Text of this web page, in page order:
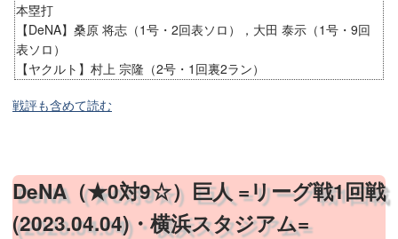
本塁打
【DeNA】桑原 将志（1号・2回表ソロ），大田 泰示（1号・9回
表ソロ）
【ヤクルト】村上 宗隆（2号・1回裏2ラン）
戦評も含めて読む
DeNA（★0対9☆）巨人 =リーグ戦1回戦
(2023.04.04)・横浜スタジアム=